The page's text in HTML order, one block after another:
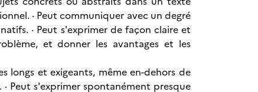
· Peut communiquer avec un degré
· Peut s'exprimer de façon claire et
et donner les avantages et les
longs et exigeants, même en-dehors de
Peut s'exprimer spontanément presque